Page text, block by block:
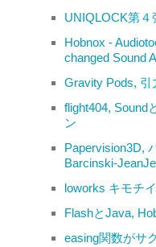
UNIQLOCK第４
Hobnox -
changed Sound
Gravity Pods, 引
flight404, Sound
ン
Papervision3D,
Barcinski-
loworks キモチ
FlashとJava,
easing関数がサ